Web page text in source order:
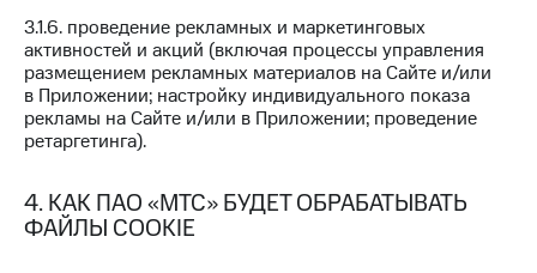
Пополнить
номер
МТС
Настройки
автоплатежа
номер
другого
3.1.6. проведение рекламных и маркетинговых
активностей и акций (включая процессы управления
размещением рекламных материалов на Сайте и/или
в Приложении; настройку индивидуального показа
рекламы на Сайте и/или в Приложении; проведение
ретаргетинга).
4. КАК ПАО «МТС» БУДЕТ ОБРАБАТЫВАТЬ
ФАЙЛЫ COOKIE